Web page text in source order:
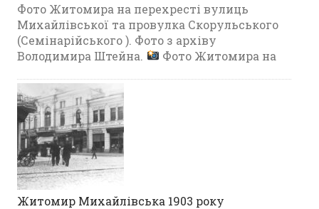
Фото Житомира на перехресті вулиць
Михайлівської та провулка Скорульського
(Семінарійського ). Фото з архіву
Володимира Штейна.
Фото Житомира на
Житомир Михайлівська 1903 року